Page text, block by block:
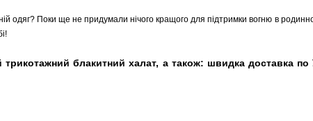
Поки ще не придумали нічого кращого для підтримки вогню в
трикотажний блакитний халат, а також: швидка доставка по